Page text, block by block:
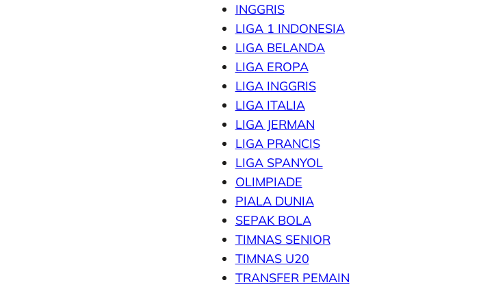
INGGRIS
LIGA 1 INDONESIA
LIGA BELANDA
LIGA EROPA
LIGA INGGRIS
LIGA ITALIA
LIGA JERMAN
LIGA PRANCIS
LIGA SPANYOL
OLIMPIADE
PIALA DUNIA
SEPAK BOLA
TIMNAS SENIOR
TIMNAS U20
TRANSFER PEMAIN